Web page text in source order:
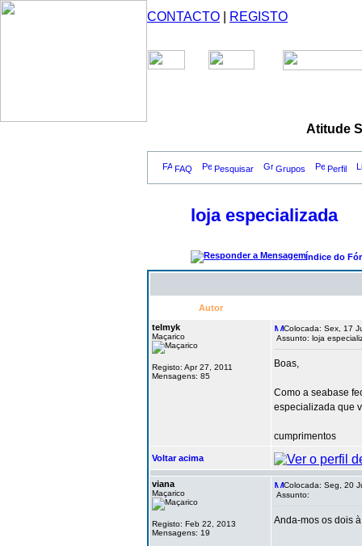
CONTACTO REGISTO
Atitude
FAQ Pesquisar Grupos Perfil
loja especializada
Índice do
Autor
telmyk
Maçarico
Registo: Apr 27, 2011
Mensagens: 85
Colocada: Sex, 17
Assunto: loja
Boas,
Como a seabase
especializada que
cumprimentos
Voltar acima
viana
Maçarico
Registo: Feb 22, 2013
Mensagens: 19
Colocada: Seg, 20
Assunto:
Anda-mos os dois